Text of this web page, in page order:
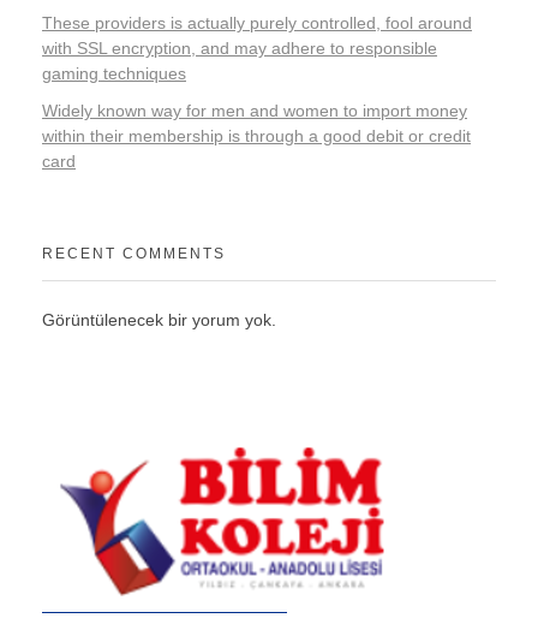
These providers is actually purely controlled, fool around
with SSL encryption, and may adhere to responsible
gaming techniques
Widely known way for men and women to import money
within their membership is through a good debit or credit
card
RECENT COMMENTS
Görüntülenecek bir yorum yok.
Bilim Koleji